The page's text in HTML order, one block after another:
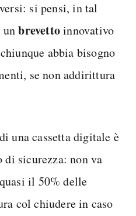
si pensi, in tal
unbrevettoinnovativo
abbia bisogno
se non addirittura
una cassetta digitale è
sicurezza: non va
il 50% delle
col chiudere in caso